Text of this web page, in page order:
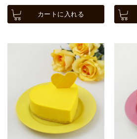
カートに入れる